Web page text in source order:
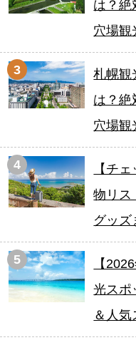
は？絶
穴場観
3
札幌観
は？絶
穴場観
4
【チ
物リス
グッズ
5
【
光スポ
＆人気